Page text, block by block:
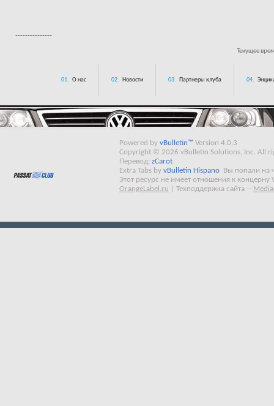
---------------
Текущее
01. О нас 02. Новости 03. Партнеры клуба 04.
Powered by vBulletin™ Version 4.0.3
Copyright © 2026 vBulletin Solutions, Inc. All
Перевод: zCarot
Extra Tabs by vBulletin Hispano
Вы попали на
Этот ресурс не имеет отношения к концерну
OrangeLabel.ru
Техподдержка сайта --